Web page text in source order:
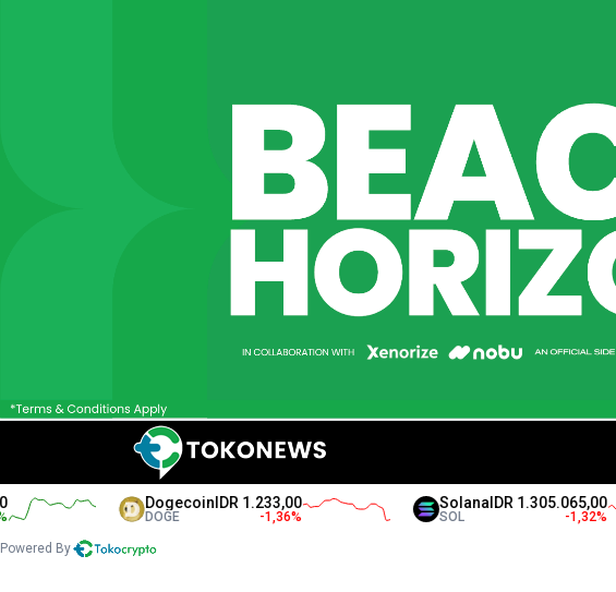
DogecoinIDR 1.233,00
DOGE
SolanaIDR 1.305.065,00
SOL
Powered By